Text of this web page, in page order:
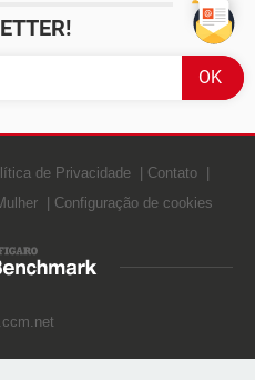
de Privacidade
Contato
Configuração de cookies